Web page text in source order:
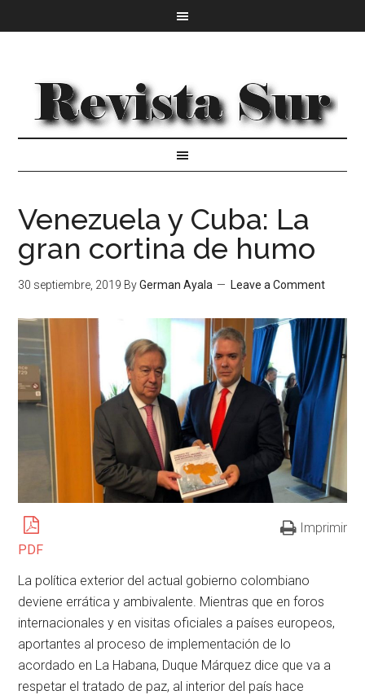
Venezuela y Cuba: La
gran cortina de humo
30 septiembre, 2019 ByGerman Ayala Leave a Comment
PDF
Imprimir
La política exterior del actual gobierno colombiano
deviene errática y ambivalente. Mientras que en foros
internacionales y en visitas oficiales a países europeos,
aportantes al proceso de implementación de lo
acordado en La Habana, Duque Márquez dice que va a
respetar el tratado de paz, al interior del país hace